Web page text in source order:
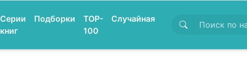
Серии
книг
Подборки
TOP-
100
Случайная